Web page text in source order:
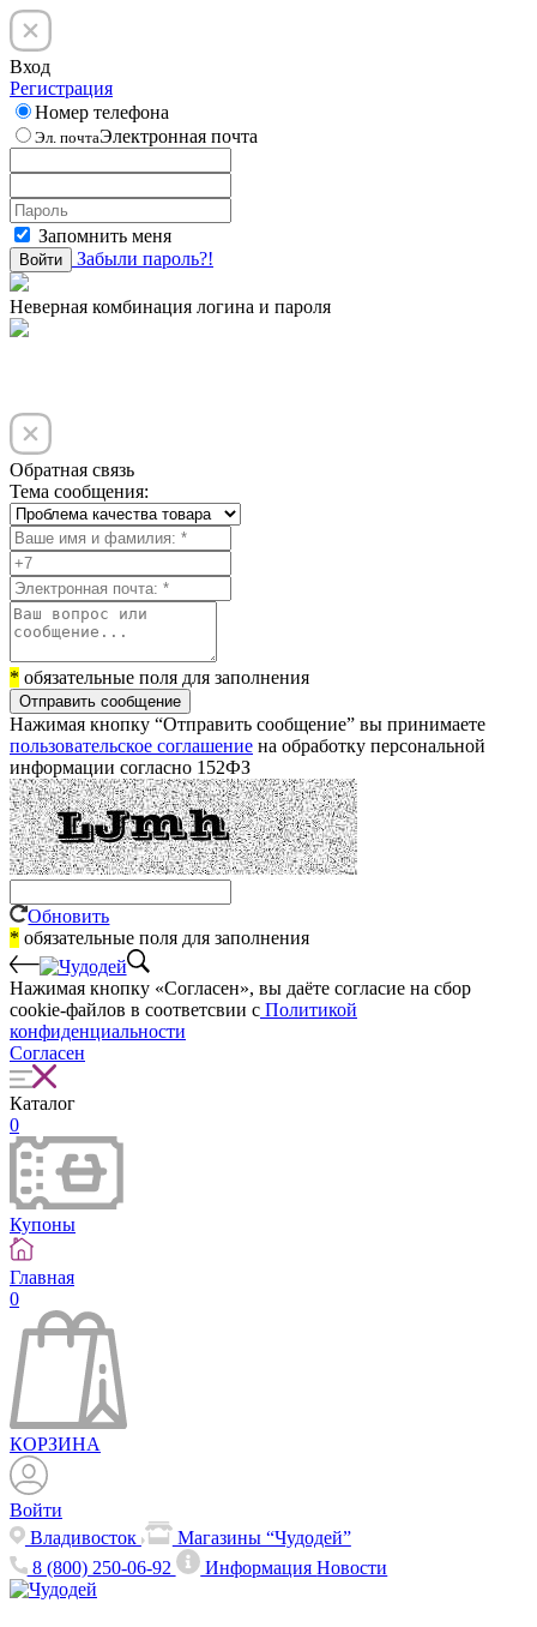
Вход
Регистрация
Номер телефона
Эл. почтаЭлектронная почта
Запомнить меня
Войти Забыли пароль?!
Неверная комбинация логина и пароля
Обратная связь
Тема сообщения:
* обязательные поля для заполнения
Отправить сообщение
Нажимая кнопку “Отправить сообщение” вы принимаете
пользовательское соглашение на обработку персональной
информации согласно 152ФЗ
Обновить
* обязательные поля для заполнения
Нажимая кнопку «Согласен», вы даёте cогласие на сбор
cookie-файлов в соответсвии с Политикой
конфиденциальности
Согласен
Каталог
0
Купоны
Главная
0
КОРЗИНА
Войти
Владивосток
Магазины “Чудодей”
8 (800) 250-06-92
ИнформацияНовости